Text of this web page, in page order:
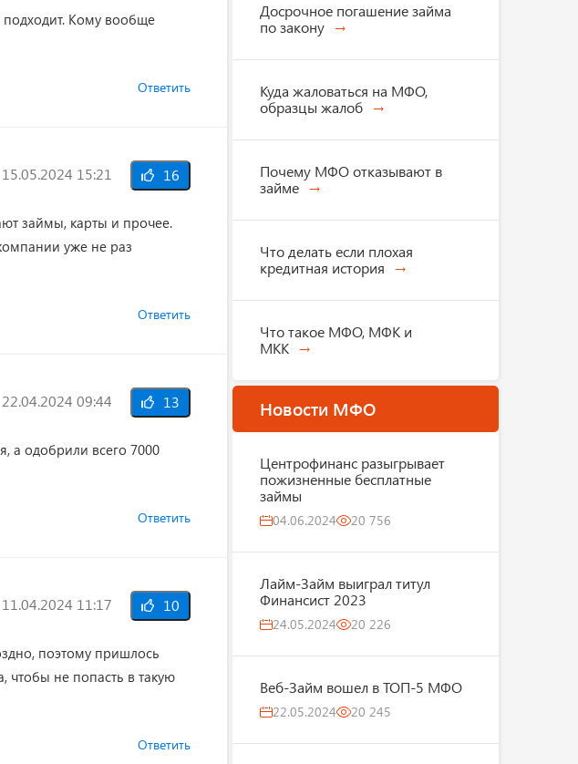
Кому вообще
Ответить
15.05.2024 15:21 16
займы, карты и прочее.
уже не раз
Ответить
22.04.2024 09:44 13
а одобрили всего 7000
Ответить
11.04.2024 11:17 10
поэтому пришлось
чтобы не попасть в такую
Ответить
Досрочное погашение займа
по закону
Куда жаловаться на МФО,
образцы жалоб
Почему МФО отказывают в
займе
Что делать если плохая
кредитная история
Что такое МФО, МФК и
МКК
Новости МФО
Центрофинанс разыгрывает
пожизненные бесплатные
займы
04.06.2024 20 756
Лайм-Займ выиграл титул
Финансист 2023
24.05.2024 20 226
Веб-Займ вошел в ТОП-5 МФО
22.05.2024 20 245